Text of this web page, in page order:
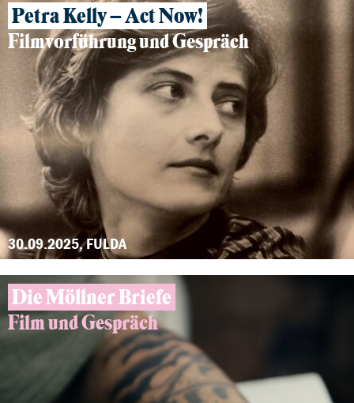
Petra Kelly – Act Now!
Filmvorführung und Gespräch
30.09.2025, FULDA
Die Möllner Briefe
Film und Gespräch